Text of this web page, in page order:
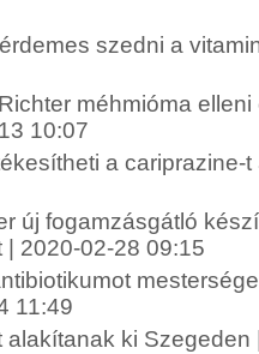
szedni a
méhmióma
10:07
a cariprazine-
új fogamzásgátló
2020-02-28 09:15
11:49
alakítanak ki